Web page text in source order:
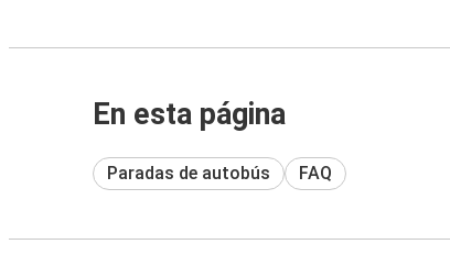
En esta página
Paradas de autobús FAQ